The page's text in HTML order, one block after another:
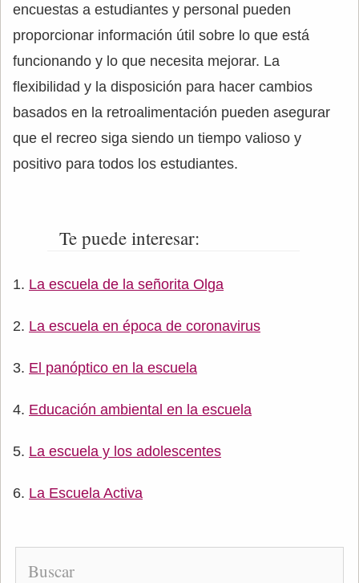
encuestas a estudiantes y personal pueden
proporcionar información útil sobre lo que está
funcionando y lo que necesita mejorar. La
flexibilidad y la disposición para hacer cambios
basados en la retroalimentación pueden asegurar
que el recreo siga siendo un tiempo valioso y
positivo para todos los estudiantes.
Te puede interesar:
La escuela de la señorita Olga
La escuela en época de coronavirus
El panóptico en la escuela
Educación ambiental en la escuela
La escuela y los adolescentes
La Escuela Activa
Buscar